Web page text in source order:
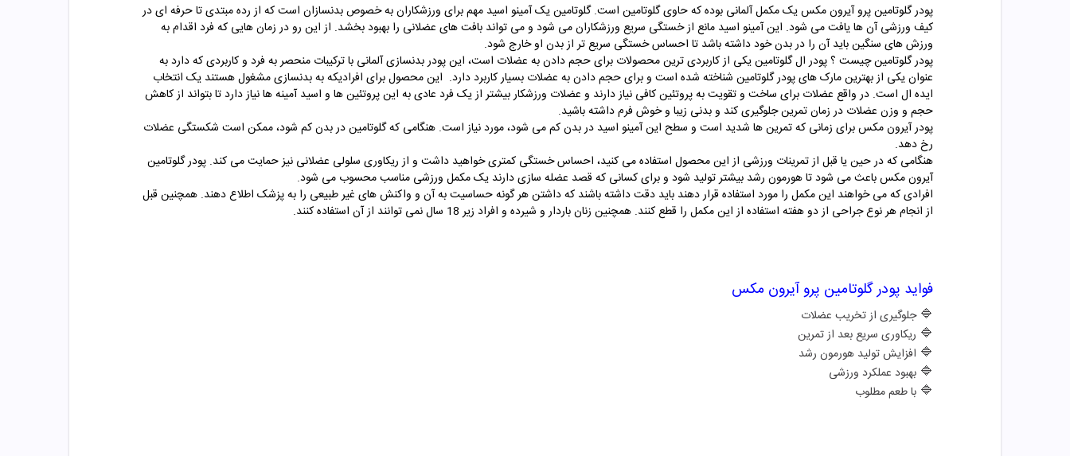
پودر گلوتامین پرو آیرون مکس یک مکمل آلمانی بوده که حاوی گلوتامین است. گلوتامین یک آمینو اسید مهم برای ورزشکاران به خصوص بدنسازان است که از رده مبتدی تا حرفه ای در
کیف ورزشی آن ها یافت می شود. این آمینو اسید مانع از خستگی سریع ورزشکاران می شود و می تواند بافت های عضلانی را بهبود بخشد. از این رو در زمان هایی که فرد اقدام به
ورزش های سنگین باید آن را در بدن خود داشته باشد تا احساس خستگی سریع تر از بدن او خارج شود.
پودر گلوتامین چیست ؟ پودر ال گلوتامین یکی از کاربردی ترین محصولات برای حجم دادن به عضلات است، این پودر بدنسازی آلمانی با ترکیبات منحصر به فرد و کاربردی که دارد به
عنوان یکی از بهترین مارک های پودر گلوتامین شناخته شده است و برای حجم دادن به عضلات بسیار کاربرد دارد. این محصول برای افرادیکه به بدنسازی مشغول هستند یک انتخاب
ایده ال است. در واقع عضلات برای ساخت و تقویت به پروتئین کافی نیاز دارند و عضلات ورزشکار بیشتر از یک فرد عادی به این پروتئین ها و اسید آمینه ها نیاز دارد تا بتواند از کاهش
حجم و وزن عضلات در زمان تمرین جلوگیری کند و بدنی زیبا و خوش فرم داشته باشید.
پودر آیرون مکس برای زمانی که تمرین ها شدید است و سطح این آمینو اسید در بدن کم می شود، مورد نیاز است. هنگامی که گلوتامین در بدن کم شود، ممکن است شکستگی عضلات
رخ دهد.
هنگامی که در حین یا قبل از تمرینات ورزشی از این محصول استفاده می کنید، احساس خستگی کمتری خواهید داشت و از ریکاوری سلولی عضلانی نیز حمایت می کند. پودر گلوتامین
آیرون مکس باعث می شود تا هورمون رشد بیشتر تولید شود و برای کسانی که قصد عضله سازی دارند یک مکمل ورزشی مناسب محسوب می شود.
افرادی که می خواهند این مکمل را مورد استفاده قرار دهند باید دقت داشته باشند که داشتن هر گونه حساسیت به آن و واکنش های غیر طبیعی را به پزشک اطلاع دهند. همچنین قبل
از انجام هر نوع جراحی از دو هفته استفاده از این مکمل را قطع کنند. همچنین زنان باردار و شیرده و افراد زیر 18 سال نمی توانند از آن استفاده کنند.
فواید پودرگلوتامین پرو آیرون مکس
🔷جلوگیری از تخریب عضلات
🔷 ریکاوری سریع بعد از تمرین
🔷 افزایش تولید هورمون رشد
🔷 بهبود عملکرد ورزشی
🔷 با طعم مطلوب